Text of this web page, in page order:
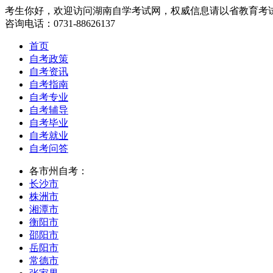
考生你好，欢迎访问湖南自学考试网，权威信息请以省教育考
咨询电话：0731-88626137
首页
自考政策
自考资讯
自考指南
自考专业
自考辅导
自考毕业
自考就业
自考问答
各市州自考：
长沙市
株洲市
湘潭市
衡阳市
邵阳市
岳阳市
常德市